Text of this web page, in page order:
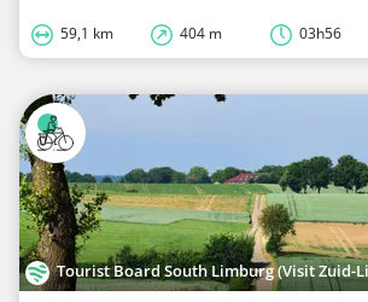
59,1 km 404 m 03h56
Tourist Board South Limburg (Visit Zuid-